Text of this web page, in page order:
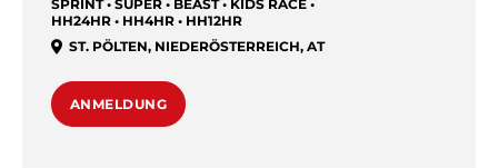
SPRINT • SUPER • BEAST • KIDS RACE •
HH24HR • HH4HR • HH12HR
ST. PÖLTEN, NIEDERÖSTERREICH, AT
ANMELDUNG